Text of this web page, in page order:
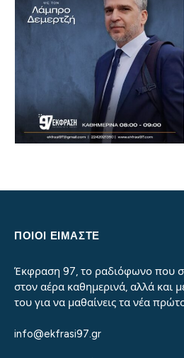
ΠΟΙΟΙ ΕΙΜΑΣΤΕ
Έκφραση 97, το ραδιόφωνο που
στον αέρα καθημερινά, αλλά και
του για να μαθαίνεις τα νέα
info@ekfrasi97.gr